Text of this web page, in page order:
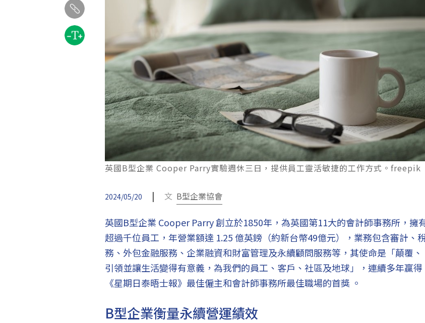
英國B型企業 Cooper Parry實驗週休三日，提供員工靈活敏捷的工作方式。freepik
2024/05/20 | 文 B型企業協會
英國B型企業 Cooper Parry 創立於1850年，為英國第11大的會計師事務所，擁
超過千位員工，年營業額達 1.25 億英鎊（約新台幣49億元），業務包含審計、
務、外包金融服務、企業融資和財富管理及永續顧問服務等，其使命是「顛覆、
引領並讓生活變得有意義，為我們的員工、客戶、社區及地球」，連續多年贏得
《星期日泰晤士報》最佳僱主和會計師事務所最佳職場的首獎 。
B型企業衡量永續營運績效